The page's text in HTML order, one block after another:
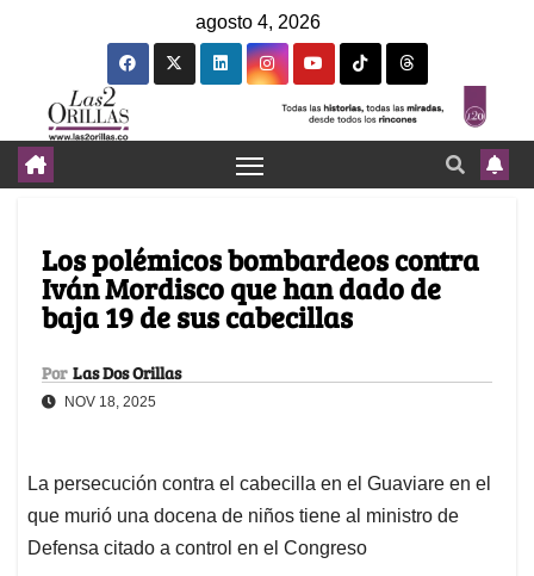
agosto 4, 2026
Los polémicos bombardeos contra
Iván Mordisco que han dado de
baja 19 de sus cabecillas
Por Las Dos Orillas
NOV 18, 2025
La persecución contra el cabecilla en el Guaviare en el
que murió una docena de niños tiene al ministro de
Defensa citado a control en el Congreso